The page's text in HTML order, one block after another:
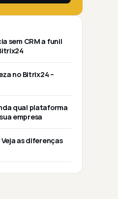
sem CRM a funil
no Bitrix24 –
qual plataforma
empresa
as diferenças